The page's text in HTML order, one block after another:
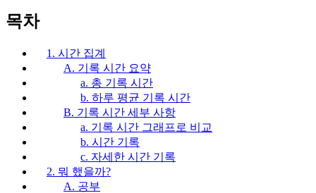
목차
1. 시간 집계
A. 기록 시간 요약
a. 총 기록 시간
b. 하루 평균 기록 시간
B. 기록 시간 세부 사항
a. 기록 시간 그래프로 비교
b. 시간 기록
c. 자세한 시간 기록
2. 뭐 했을까?
A. 공부